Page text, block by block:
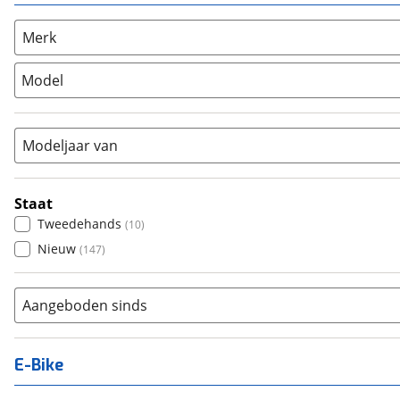
Overig (2)
Racefiets
Stadsfiets (92)
Tandem
Merk
Model
Modeljaar van
Staat
Tweedehands (10)
Nieuw (147)
Aangeboden sinds
E-Bike